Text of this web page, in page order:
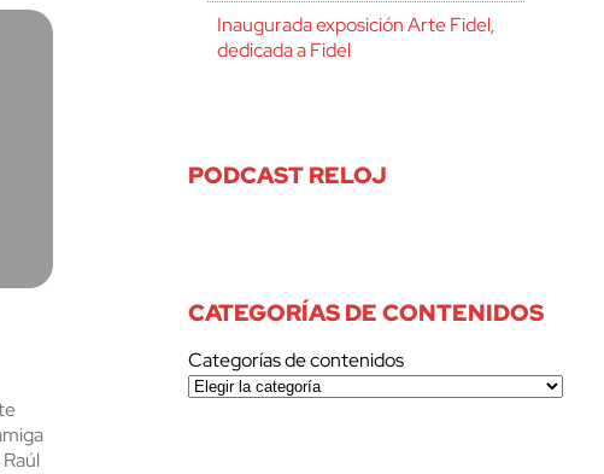
Inaugurada exposición Arte Fidel,
dedicada a Fidel
PODCAST RELOJ
CATEGORÍAS DE CONTENIDOS
Categorías de contenidos